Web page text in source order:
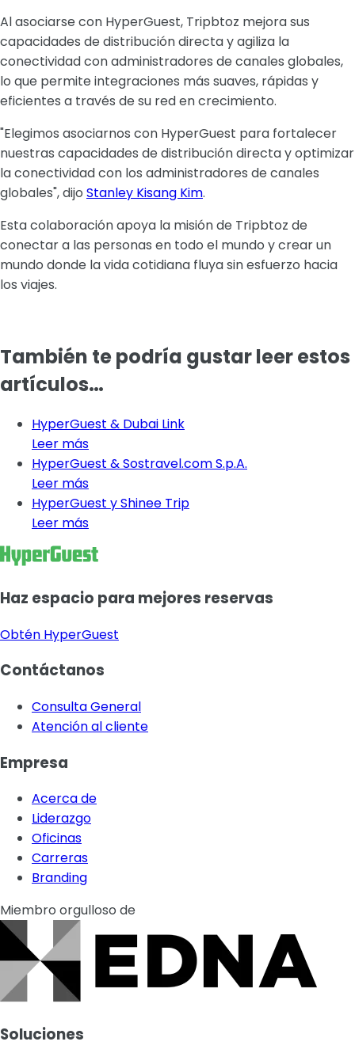
Al asociarse con HyperGuest, Tripbtoz mejora sus
capacidades de distribución directa y agiliza la
conectividad con administradores de canales globales,
lo que permite integraciones más suaves, rápidas y
eficientes a través de su red en crecimiento.
"Elegimos asociarnos con HyperGuest para fortalecer
nuestras capacidades de distribución directa y optimizar
la conectividad con los administradores de canales
globales", dijo Stanley Kisang Kim.
Esta colaboración apoya la misión de Tripbtoz de
conectar a las personas en todo el mundo y crear un
mundo donde la vida cotidiana fluya sin esfuerzo hacia
los viajes.
También te podría gustar leer estos
artículos…
HyperGuest & Dubai Link
Leer más
HyperGuest & Sostravel.com S.p.A.
Leer más
HyperGuest y Shinee Trip
Leer más
Haz espacio para mejores reservas
Obtén HyperGuest
Contáctanos
Consulta General
Atención al cliente
Empresa
Acerca de
Liderazgo
Oficinas
Carreras
Branding
Miembro orgulloso de
Soluciones